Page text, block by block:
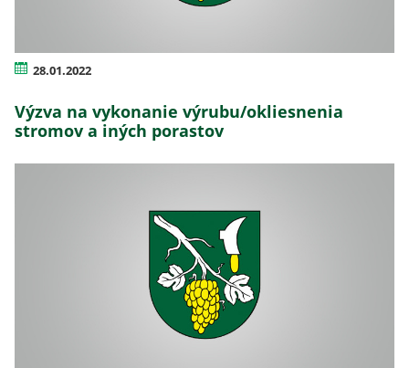
28.01.2022
Výzva na vykonanie výrubu/okliesnenia
stromov a iných porastov